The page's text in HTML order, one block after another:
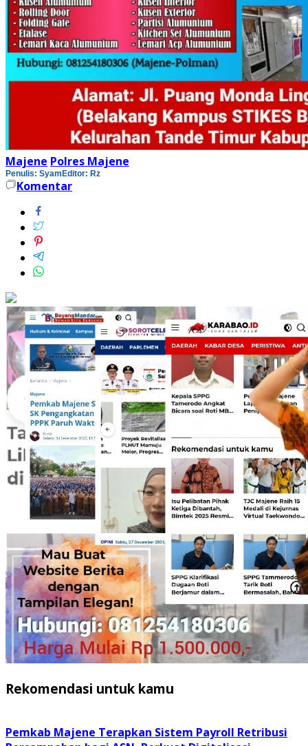
Majene Polres Majene
Penulis: SyamEditor: Rz
Komentar
Rekomendasi untuk kamu
Pemkab Majene Terapkan Sistem Payroll Retribusi